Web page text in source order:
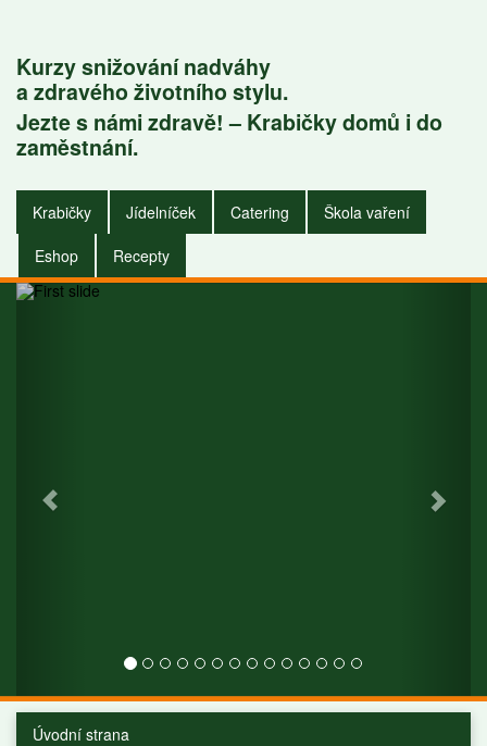
Kurzy snižování nadváhy
a zdravého životního stylu.
Jezte s námi zdravě! – Krabičky domů i do
zaměstnání.
Krabičky Jídelníček Catering
Škola vaření
Eshop
Recepty
Krabičky do
zaměstnání i do
domu.
Úvodní strana